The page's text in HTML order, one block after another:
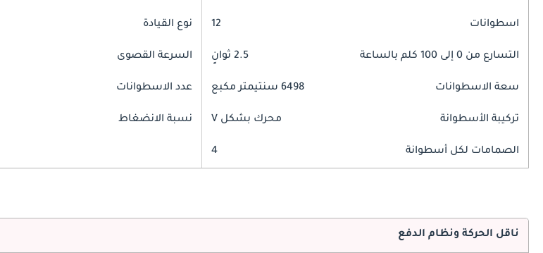
اسطوانات 12 نوع القيادة
التسارع من 0 إلى 100 كلم بالساعة 2.5 ثوانٍ السرعة القصوى
سعة الاسطوانات 6498 سنتيمتر مكبع عدد الاسطوانات
تركيبة الأسطوانة محرك بشكل V نسبة الانضغاط
الصمامات لكل أسطوانة 4
ناقل الحركة ونظام الدفع